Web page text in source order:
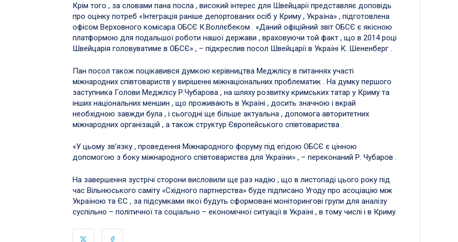
Крім того , за словами пана посла , високий інтерес для Швейцарії представляє доповідь
про оцінку потреб «Інтеграція раніше депортованих осіб у Криму , Україна» , підготовлена
офісом Верховного комісара ОБСЄ К.Воллєбеком . «Даний офіційний звіт ОБСЄ є якісною
платформою для подальшої роботи нашої держави , враховуючи той факт , що в 2014 році
Швейцарія головуватиме в ОБСЄ» , – підкреслив посол Швейцарії в Україні К. Шененберг .
Пан посол також поцікавився думкою керівництва Меджлісу в питаннях участі
міжнародних співтовариств у вирішенні міжнаціональних проблематик . На думку першого
заступника Голови Меджлісу Р.Чубарова , на шляху розвитку кримських татар у Криму та
інших національних меншин , що проживають в Україні , досить значною і вкрай
необхідною завжди була , і сьогодні ще більше актуальна , допомога авторитетних
міжнародних організацій , а також структур Європейського співтовариства .
«У цьому зв’язку , проведення Міжнародного форуму під егідою ОБСЄ є цінною
допомогою з боку міжнародного співтовариства для України» , – переконаний Р. Чубаров .
На завершення зустрічі сторони висловили ще раз надію , що в листопаді цього року під
час Вільнюського саміту «Східного партнерства» буде підписано Угоду про асоціацію між
Україною та ЄС , за підсумками якої будуть сформовані моніторингові групи для аналізу
суспільно – політичної та соціально – економічної ситуації в Україні , в тому числі і в Криму.